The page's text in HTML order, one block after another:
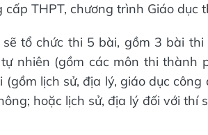
cấp THPT, chương trình Giáo dục
sẽ tổ chức thi 5 bài, gồm 3 bài
nhiên (gồm các môn thi thành
(gồm lịch sử, địa lý, giáo dục
hoặc lịch sử, địa lý đối với